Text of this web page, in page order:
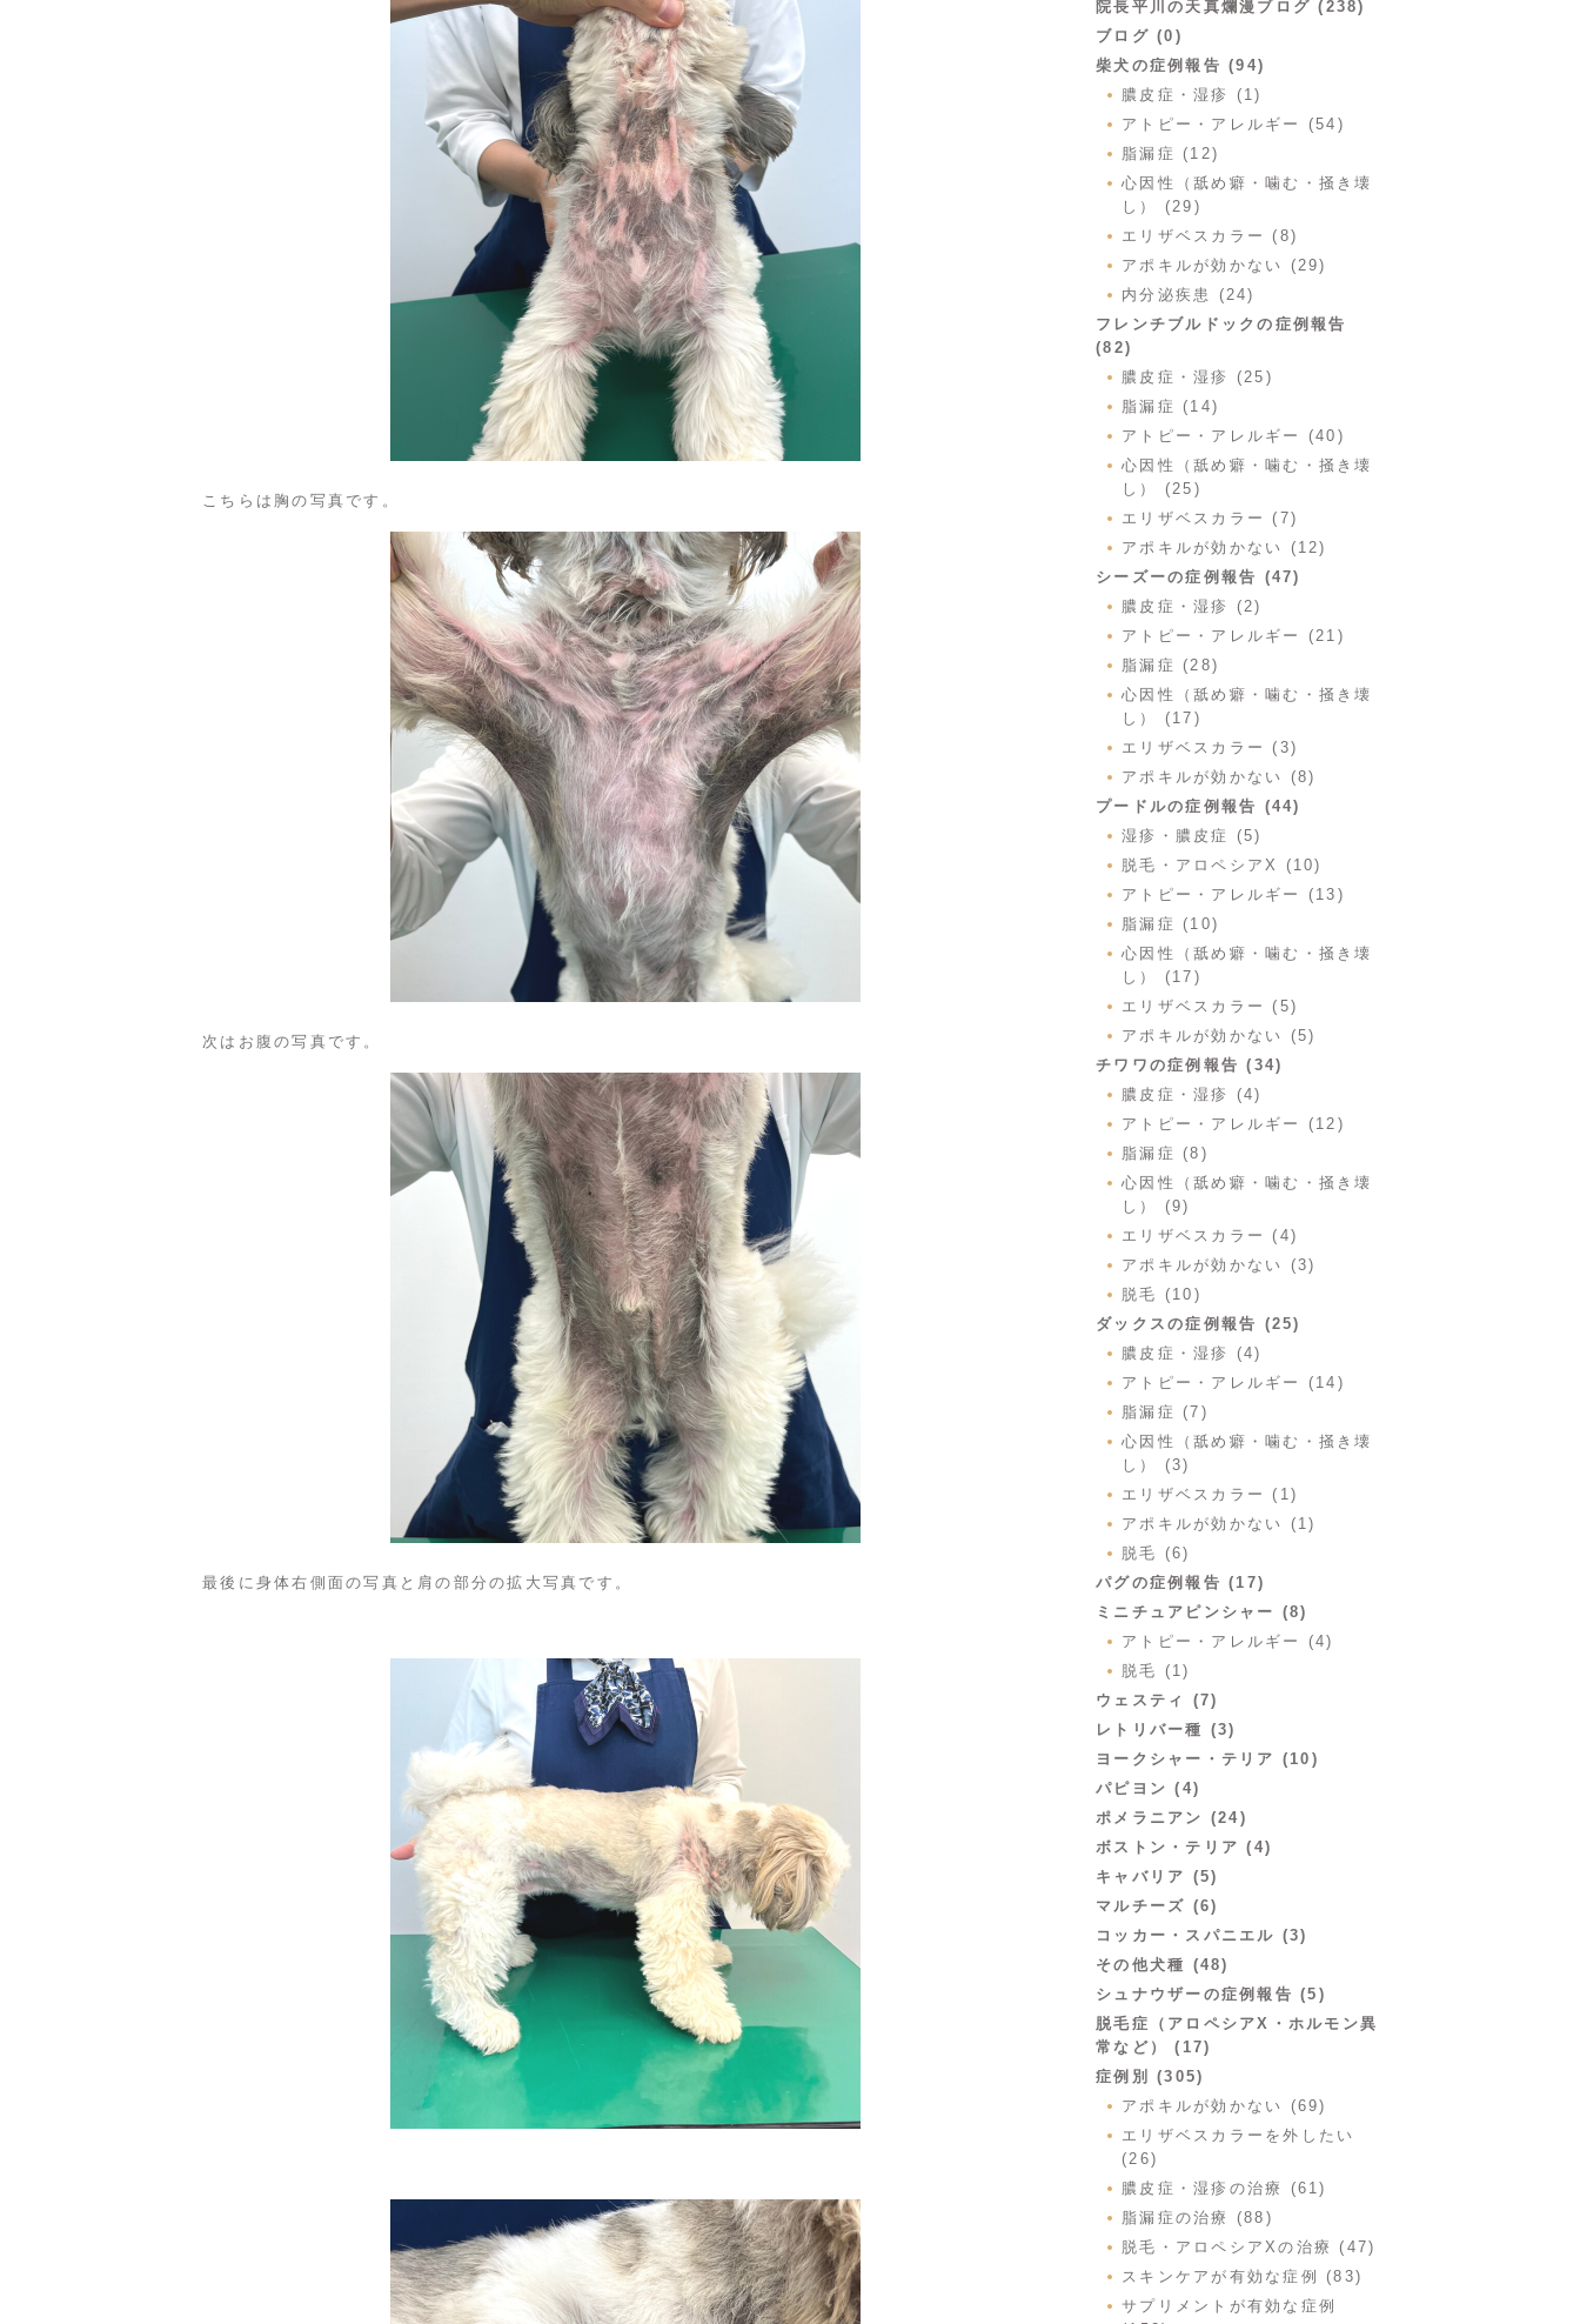
こちらは胸の写真です。
次はお腹の写真です。
最後に身体右側面の写真と肩の部分の拡大写真です。
院長平川の天真爛漫ブログ (238)
ブログ (0)
柴犬の症例報告 (94)
膿皮症・湿疹 (1)
アトピー・アレルギー (54)
脂漏症 (12)
心因性（舐め癖・噛む・掻き壊
し） (29)
エリザベスカラー (8)
アポキルが効かない (29)
内分泌疾患 (24)
フレンチブルドックの症例報告
(82)
膿皮症・湿疹 (25)
脂漏症 (14)
アトピー・アレルギー (40)
心因性（舐め癖・噛む・掻き壊
し） (25)
エリザベスカラー (7)
アポキルが効かない (12)
シーズーの症例報告 (47)
膿皮症・湿疹 (2)
アトピー・アレルギー (21)
脂漏症 (28)
心因性（舐め癖・噛む・掻き壊
し） (17)
エリザベスカラー (3)
アポキルが効かない (8)
プードルの症例報告 (44)
湿疹・膿皮症 (5)
脱毛・アロペシアX (10)
アトピー・アレルギー (13)
脂漏症 (10)
心因性（舐め癖・噛む・掻き壊
し） (17)
エリザベスカラー (5)
アポキルが効かない (5)
チワワの症例報告 (34)
膿皮症・湿疹 (4)
アトピー・アレルギー (12)
脂漏症 (8)
心因性（舐め癖・噛む・掻き壊
し） (9)
エリザベスカラー (4)
アポキルが効かない (3)
脱毛 (10)
ダックスの症例報告 (25)
膿皮症・湿疹 (4)
アトピー・アレルギー (14)
脂漏症 (7)
心因性（舐め癖・噛む・掻き壊
し） (3)
エリザベスカラー (1)
アポキルが効かない (1)
脱毛 (6)
パグの症例報告 (17)
ミニチュアピンシャー (8)
アトピー・アレルギー (4)
脱毛 (1)
ウェスティ (7)
レトリバー種 (3)
ヨークシャー・テリア (10)
パピヨン (4)
ポメラニアン (24)
ボストン・テリア (4)
キャバリア (5)
マルチーズ (6)
コッカー・スパニエル (3)
その他犬種 (48)
シュナウザーの症例報告 (5)
脱毛症（アロペシアX・ホルモン異
常など） (17)
症例別 (305)
アポキルが効かない (69)
エリザベスカラーを外したい
(26)
膿皮症・湿疹の治療 (61)
脂漏症の治療 (88)
脱毛・アロペシアXの治療 (47)
スキンケアが有効な症例 (83)
サプリメントが有効な症例